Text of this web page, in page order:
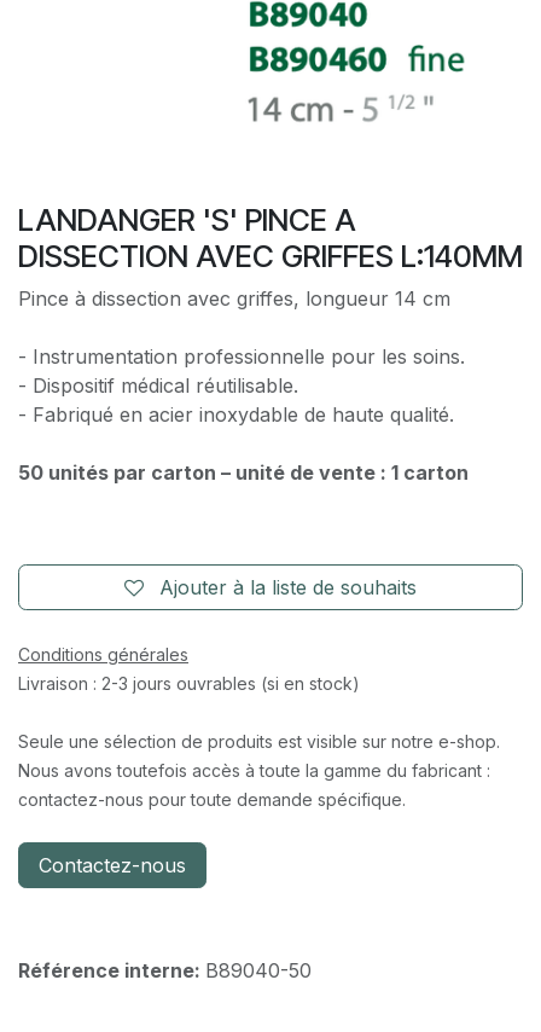
LANDANGER 'S' PINCE A
DISSECTION AVEC GRIFFES L:140MM
Pince à dissection avec griffes, longueur 14 cm
- Instrumentation professionnelle pour les soins.
- Dispositif médical réutilisable.
- Fabriqué en acier inoxydable de haute qualité.
50 unités par carton – unité de vente : 1 carton
Ajouter à la liste de souhaits
Conditions générales
Livraison : 2-3 jours ouvrables (si en stock)
Seule une sélection de produits est visible sur notre e-shop.
Nous avons toutefois accès à toute la gamme du fabricant :
contactez-nous pour toute demande spécifique.
Contactez-nous
Référence interne: B89040-50